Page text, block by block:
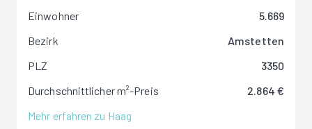
Einwohner
5.669
Bezirk
Amstetten
PLZ
3350
Durchschnittlicher m²-Preis
2.864 €
Mehr erfahren zu Haag